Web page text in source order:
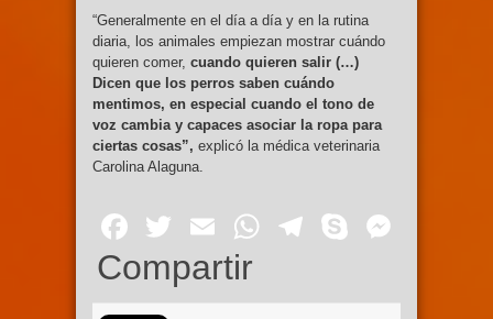
“Generalmente en el día a día y en la rutina
diaria, los animales empiezan mostrar cuándo
quieren comer, cuando quieren salir (…)
Dicen que los perros saben cuándo
mentimos, en especial cuando el tono de
voz cambia y capaces asociar la ropa para
ciertas cosas”, explicó la médica veterinaria
Carolina Alaguna.
Facebook
Twitter
EmailWhatsApp
Telegram
Skype
Compartir